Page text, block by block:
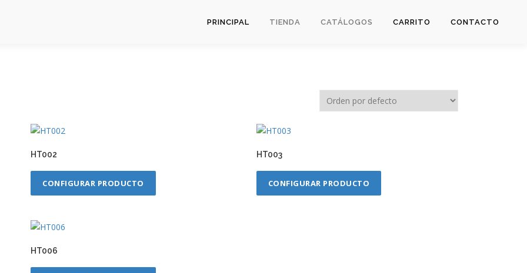
PRINCIPAL TIENDA CATÁLOGOS CARRITO CONTACTO
HT002
CONFIGURAR PRODUCTO
HT003
CONFIGURAR PRODUCTO
HT006